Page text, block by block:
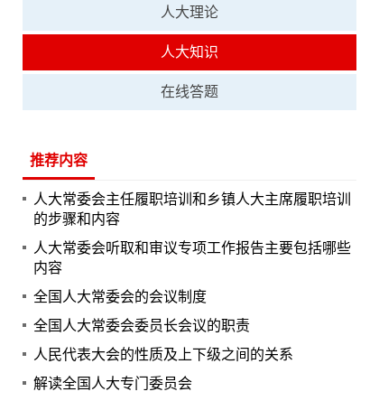
人大理论
人大知识
在线答题
推荐内容
人大常委会主任履职培训和乡镇人大主席履职培训
的步骤和内容
人大常委会听取和审议专项工作报告主要包括哪些
内容
全国人大常委会的会议制度
全国人大常委会委员长会议的职责
人民代表大会的性质及上下级之间的关系
解读全国人大专门委员会